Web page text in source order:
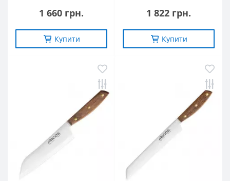
1 660 грн.
Купити
1 822 грн.
Купити